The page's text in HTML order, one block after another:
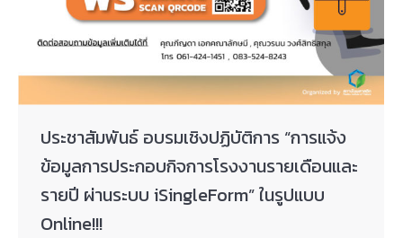
ประชาสัมพันธ์ อบรมเชิงปฏิบัติการ “การแจ้ง
ข้อมูลการประกอบกิจการโรงงานรายเดือนและ
รายปี ผ่านระบบ iSingleForm” ในรูปแบบ
Online!!!